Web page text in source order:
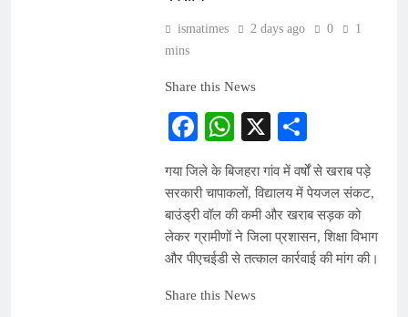
ismatimes 2 days ago 0
1
mins
Share this News
Facebook
WhatsApp
X
गया जिले के बिजहरा गांव में वर्षों से खराब पड़े
सरकारी चापाकलों, विद्यालय में पेयजल संकट,
बाउंड्री वॉल की कमी और खराब सड़क को
लेकर ग्रामीणों ने जिला प्रशासन, शिक्षा विभाग
और पीएचईडी से तत्काल कार्रवाई की मांग की।
Share this News